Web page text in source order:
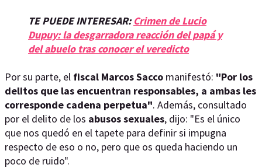
TE PUEDE INTERESAR:Crimen de Lucio
Dupuy: la desgarradora reacción del papá y
del abuelo tras conocer el veredicto
Por su parte, el fiscal Marcos Sacco manifestó: "Por los
delitos que las encuentran responsables, a ambas les
corresponde cadena perpetua". Además, consultado
por el delito de los abusos sexuales, dijo: "Es el único
que nos quedó en el tapete para definir si impugna
respecto de eso o no, pero que os queda haciendo un
poco de ruido".